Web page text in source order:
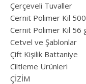
Çerçeveli Tuvaller
Cernit Polimer Kil
Cernit Polimer Kil 56
Cetvel ve Şablonlar
Çift Kişilik Battaniye
Ciltleme Ürünleri
ÇİZİM